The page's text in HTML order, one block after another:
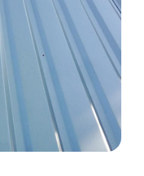
справі: для
гаражів,
профнастил
як матеріал для
Даний